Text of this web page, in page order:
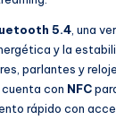
5.4 , una
y la
parlantes y
con NFC
rápido con